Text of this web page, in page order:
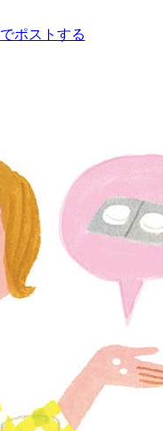
でポストする